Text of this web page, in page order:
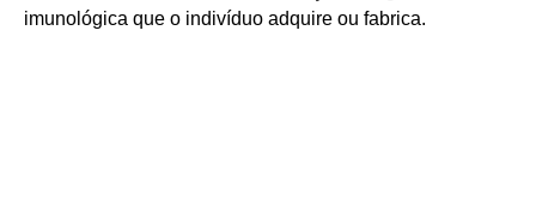
imunológica que o indivíduo adquire ou fabrica.